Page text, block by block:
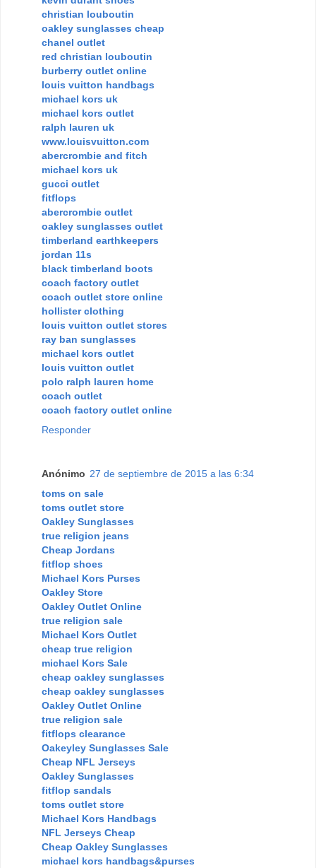
christian louboutin
oakley sunglasses cheap
chanel outlet
red christian louboutin
burberry outlet online
louis vuitton handbags
michael kors uk
michael kors outlet
ralph lauren uk
www.louisvuitton.com
abercrombie and fitch
michael kors uk
gucci outlet
fitflops
abercrombie outlet
oakley sunglasses outlet
timberland earthkeepers
jordan 11s
black timberland boots
coach factory outlet
coach outlet store online
hollister clothing
louis vuitton outlet stores
ray ban sunglasses
michael kors outlet
louis vuitton outlet
polo ralph lauren home
coach outlet
coach factory outlet online
Responder
Anónimo 27 de septiembre de 2015 a las 6:34
toms on sale
toms outlet store
Oakley Sunglasses
true religion jeans
Cheap Jordans
fitflop shoes
Michael Kors Purses
Oakley Store
Oakley Outlet Online
true religion sale
Michael Kors Outlet
cheap true religion
michael Kors Sale
cheap oakley sunglasses
cheap oakley sunglasses
Oakley Outlet Online
true religion sale
fitflops clearance
Oakeyley Sunglasses Sale
Cheap NFL Jerseys
Oakley Sunglasses
fitflop sandals
toms outlet store
Michael Kors Handbags
NFL Jerseys Cheap
Cheap Oakley Sunglasses
michael kors handbags&purses